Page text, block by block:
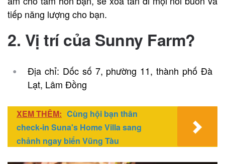
tiếp năng lượng cho bạn.
2. Vị trí của Sunny Farm?
Địa chỉ: Dốc số 7, phường 11, thành phố Đà
Lạt, Lâm Đồng
XEM THÊM: Cùng hội bạn thân
check-in Suna's Home Villa sang
chảnh ngay biển Vũng Tàu